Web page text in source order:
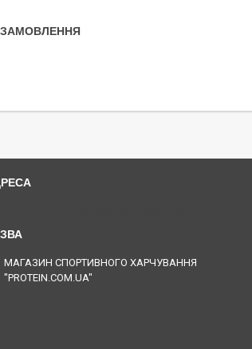
ЗАМОВЛЕННЯ
МАГАЗИН СПОРТИВНОГО ХАРЧУВАННЯ
"PROTEIN.COM.UA"